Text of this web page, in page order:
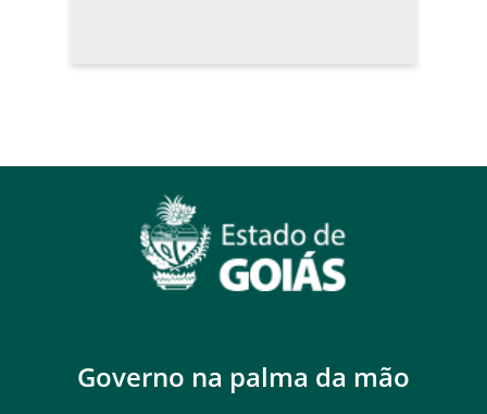
Governo na palma da mão